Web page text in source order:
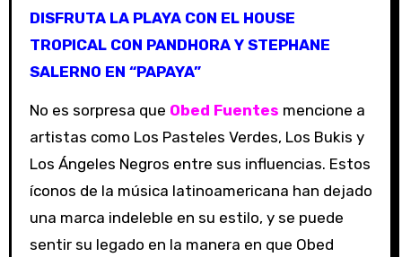
DISFRUTA LA PLAYA CON EL HOUSE
TROPICAL CON PANDHORA Y STEPHANE
SALERNO EN “PAPAYA”
No es sorpresa que Obed Fuentes mencione a
artistas como Los Pasteles Verdes, Los Bukis y
Los Ángeles Negros entre sus influencias. Estos
íconos de la música latinoamericana han dejado
una marca indeleble en su estilo, y se puede
sentir su legado en la manera en que Obed